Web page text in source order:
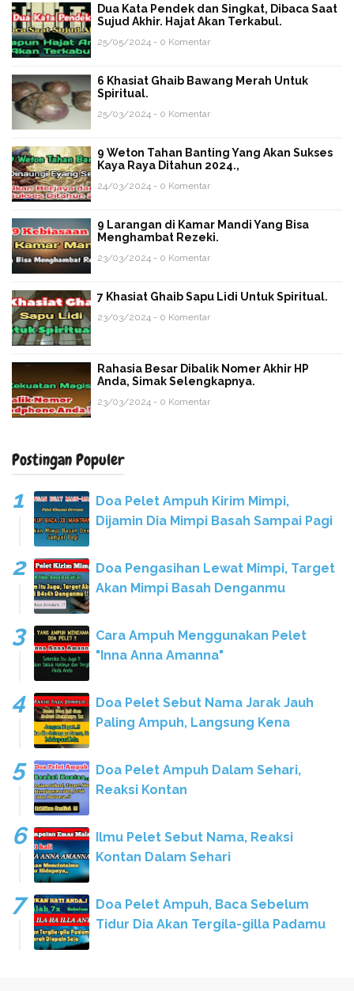
Dua Kata Pendek dan Singkat, Dibaca Saat
Sujud Akhir. Hajat Akan Terkabul.
25/05/2024 - 0 Komentar
6 Khasiat Ghaib Bawang Merah Untuk
Spiritual.
25/03/2024 - 0 Komentar
9 Weton Tahan Banting Yang Akan Sukses
Kaya Raya Ditahun 2024.,
24/03/2024 - 0 Komentar
9 Larangan di Kamar Mandi Yang Bisa
Menghambat Rezeki.
23/03/2024 - 0 Komentar
7 Khasiat Ghaib Sapu Lidi Untuk Spiritual.
23/03/2024 - 0 Komentar
Rahasia Besar Dibalik Nomer Akhir HP
Anda, Simak Selengkapnya.
23/03/2024 - 0 Komentar
Postingan Populer
Doa Pelet Ampuh Kirim Mimpi,
Dijamin Dia Mimpi Basah Sampai Pagi
Doa Pengasihan Lewat Mimpi, Target
Akan Mimpi Basah Denganmu
Cara Ampuh Menggunakan Pelet
"Inna Anna Amanna"
Doa Pelet Sebut Nama Jarak Jauh
Paling Ampuh, Langsung Kena
Doa Pelet Ampuh Dalam Sehari,
Reaksi Kontan
Ilmu Pelet Sebut Nama, Reaksi
Kontan Dalam Sehari
Doa Pelet Ampuh, Baca Sebelum
Tidur Dia Akan Tergila-gilla Padamu